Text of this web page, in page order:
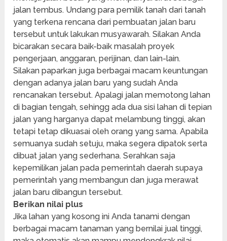
jalan tembus. Undang para pemilik tanah dari tanah
yang terkena rencana dari pembuatan jalan baru
tersebut untuk lakukan musyawarah. Silakan Anda
bicarakan secara baik-baik masalah proyek
pengerjaan, anggaran, perijinan, dan lain-lain.
Silakan paparkan juga berbagai macam keuntungan
dengan adanya jalan baru yang sudah Anda
rencanakan tersebut. Apalagi jalan memotong lahan
di bagian tengah, sehingg ada dua sisi lahan di tepian
jalan yang harganya dapat melambung tinggi, akan
tetapi tetap dikuasai oleh orang yang sama. Apabila
semuanya sudah setuju, maka segera dipatok serta
dibuat jalan yang sederhana. Serahkan saja
kepemilikan jalan pada pemerintah daerah supaya
pemerintah yang membangun dan juga merawat
jalan baru dibangun tersebut.
Berikan nilai plus
Jika lahan yang kosong ini Anda tanami dengan
berbagai macam tanaman yang bernilai jual tinggi,